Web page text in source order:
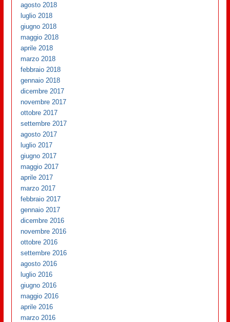
agosto 2018
luglio 2018
giugno 2018
maggio 2018
aprile 2018
marzo 2018
febbraio 2018
gennaio 2018
dicembre 2017
novembre 2017
ottobre 2017
settembre 2017
agosto 2017
luglio 2017
giugno 2017
maggio 2017
aprile 2017
marzo 2017
febbraio 2017
gennaio 2017
dicembre 2016
novembre 2016
ottobre 2016
settembre 2016
agosto 2016
luglio 2016
giugno 2016
maggio 2016
aprile 2016
marzo 2016